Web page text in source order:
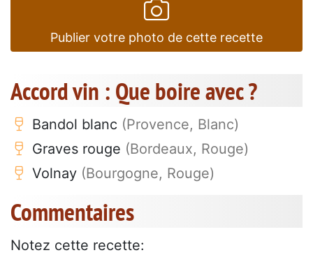
Publier votre photo de cette recette
Accord vin : Que boire avec ?
Bandol blanc (Provence, Blanc)
Graves rouge (Bordeaux, Rouge)
Volnay (Bourgogne, Rouge)
Commentaires
Notez cette recette: